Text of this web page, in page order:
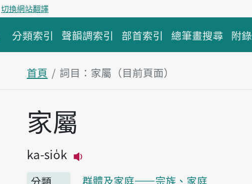
切換網站翻譯
分類索引 聲韻調索引 部首索引 總筆畫搜尋 附錄
首頁 詞目：家屬（目前頁面）
主內容區塊
家屬
ka-sio̍k
分類
群體及家庭——宗族、家庭